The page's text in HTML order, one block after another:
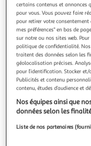
4.5 (70)
ESSENTIEL B
Souris sans fil
La durée de garantie est de 2 ans.
générales Capteur Optique Technologie Sans fil Utilisation
Bureautique Sensibilité max 1600 dpi Coloris Noir
Autonomie jusqu'à 1 mois Utilisateur
En savoir +
Vendu par Boulanger
Livr. ou retrait
Plus d'options
Vendu par Boulanger
certains contenus et annonces
pour vous. Vous pouvez faire
pour retirer votre
mes préférences" en bas de
sur notre ou nos sites web.
politique de confidentialité.
traitent des données selon les
géolocalisation précises.
pour l’identification. Stocker
Publicités et contenu
contenu, études d’audience et
Nos équipes ainsi que
données selon les
Liste de nos partenaires